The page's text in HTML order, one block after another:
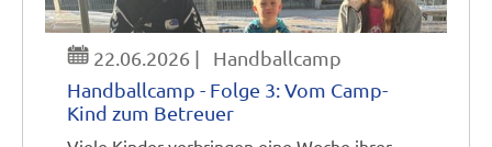
22.06.2026 |
Handballcamp
Handballcamp - Folge 3: Vom Camp-
Kind zum Betreuer